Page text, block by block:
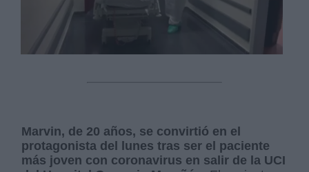
Marvin, de 20 años, se convirtió en el
protagonista del lunes tras ser el paciente
más joven con coronavirus en salir de la UCI